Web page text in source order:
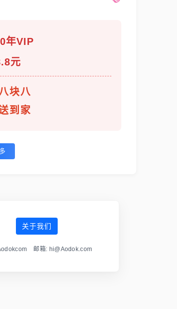
年VIP
元
块八
到家
关于我们
邮箱: hi@Aodok.com